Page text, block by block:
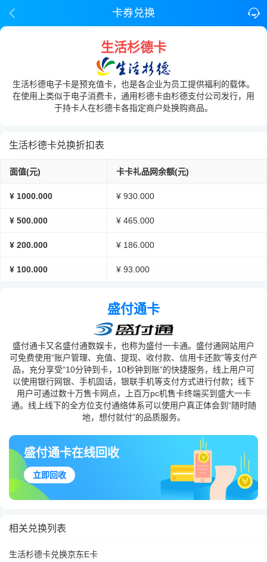
卡券兑换
生活杉德卡
生活杉德电子卡是预充值卡，也是各企业为员工提供福利的载体。
在使用上类似于电子消费卡，通用杉德卡由杉德支付公司发行，用
于持卡人在杉德卡各指定商户处换购商品。
生活杉德卡兑换折扣表
面值(元) 卡卡礼品网余额(元)
¥ 1000.000 ¥ 930.000
¥ 500.000 ¥ 465.000
¥ 200.000 ¥ 186.000
¥ 100.000 ¥ 93.000
盛付通卡
盛付通卡又名盛付通数娱卡，也称为盛付一卡通。盛付通网站用户
可免费使用“账户管理、充值、提现、收付款、信用卡还款”等支付产
品，充分享受“10分钟到卡，10秒钟到账”的快捷服务，线上用户可
以使用银行网银、手机固话，银联手机等支付方式进行付款；线下
用户可通过数十万售卡网点，上百万pc机售卡终端买到盛大一卡
通。线上线下的全方位支付通络体系可以使用户真正体会到“随时随
地，想付就付”的品质服务。
盛付通卡在线回收
立即回收
相关兑换列表
生活杉德卡兑换京东E卡